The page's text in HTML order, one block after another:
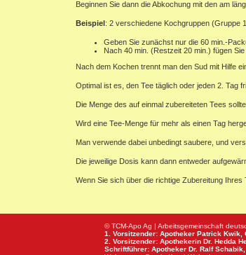
Beginnen Sie dann die Abkochung mit den am
Beispiel: 2 verschiedene Kochgruppen (Gruppe
Geben Sie zunächst nur die 60 min.-
Nach 40 min. (Restzeit 20 min.) fügen
Nach dem Kochen trennt man den Sud mit Hilfe
Optimal ist es, den Tee täglich oder jeden 2. Tag
Die Menge des auf einmal zubereiteten Tees
Wird eine Tee-Menge für mehr als einen Tag
Man verwende dabei unbedingt saubere, und
Die jeweilige Dosis kann dann entweder
Wenn Sie sich über die richtige Zubereitung
© TCM-Apo Ag | Arbeitsgemeinschaft
1. Vorsitzender: Apotheker Patrick Kwik,
2. Vorsitzender: Apothekerin Dr. Hedda
Schriftführer: Apotheker Dr. Ralf Schabik,